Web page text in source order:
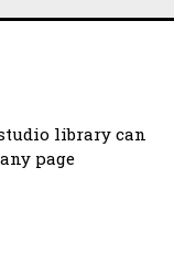
library can
page